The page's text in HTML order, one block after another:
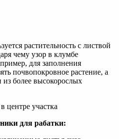
растительность с листвой
чему узор в клумбе
для заполнения
почвопокровное растение, а
из более высокорослых
для рабатки: